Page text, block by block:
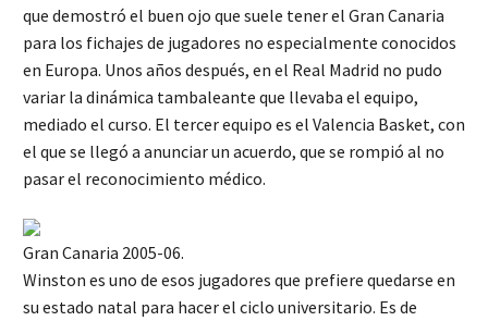
que demostró el buen ojo que suele tener el Gran Canaria
para los fichajes de jugadores no especialmente conocidos
en Europa. Unos años después, en el Real Madrid no pudo
variar la dinámica tambaleante que llevaba el equipo,
mediado el curso. El tercer equipo es el Valencia Basket, con
el que se llegó a anunciar un acuerdo, que se rompió al no
pasar el reconocimiento médico.
Gran Canaria 2005-06.
Winston es uno de esos jugadores que prefiere quedarse en
su estado natal para hacer el ciclo universitario. Es de